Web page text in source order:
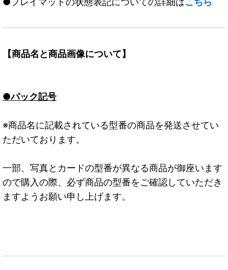
【商品名と商品画像について】
●パック記号
※商品名に記載されている型番の商品を発送させてい
ただいております。
一部、写真とカードの型番が異なる商品が御座います
ので購入の際、必ず商品の型番をご確認していただき
ますようお願い申し上げます。